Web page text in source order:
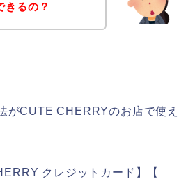
きるの？
がCUTE CHERRYのお店で使え
クレジットカード】【